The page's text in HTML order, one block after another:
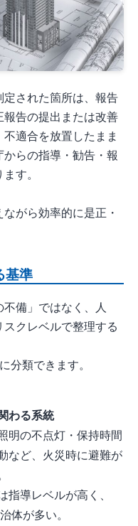
された箇所は、報告
告の提出または改善
適合を放置したまま
らの指導・勧告・報
す。
がら効率的に是正・
基準
備」ではなく、人
クレベルで整理する
分類できます。
わる系統
明の不点灯・保持時間
など、火災時に避難が
導レベルが高く、
体が多い。